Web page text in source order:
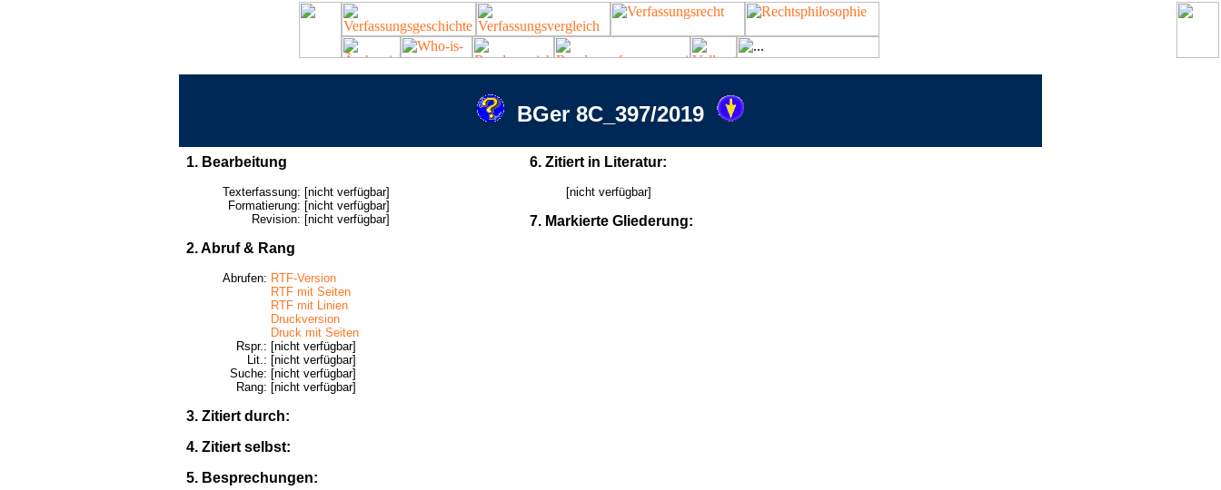
BGer 8C_397/2019
1. Bearbeitung
Texterfassung: [nicht verfügbar]
Formatierung: [nicht verfügbar]
Revision: [nicht verfügbar]
2. Abruf & Rang
Abrufen: RTF-Version
RTF mit Seiten
RTF mit Linien
Druckversion
Druck mit Seiten
Rspr.: [nicht verfügbar]
Lit.: [nicht verfügbar]
Suche: [nicht verfügbar]
Rang: [nicht verfügbar]
3. Zitiert durch:
4. Zitiert selbst:
5. Besprechungen:
6. Zitiert in Literatur:
[nicht verfügbar]
7. Markierte Gliederung: